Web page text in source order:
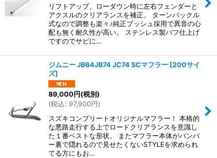
リフトアップ、ローダウン時に左右フェンダーと
アクスルのクリアランスを補正。 ターンバックル
式なので調整も楽々♪純正ブッシュ採用で異音の心
配も無く耐久性が高い。 ステンレス製バフ仕上げ
ですのでサビに…
ジムニー JB64JB74 JC74 SCマフラー [200サイ
ズ]
89,000円(税別)
(税込: 97,900円)
スズキコンプリートオリジナルマフラー！ 本格的
な悪路走行する上でロードクリアランスを意識し
た１番ベストな形状。 またマフラー本体がバンパ
ー裏で隠れるので見せたくないSTYLEを求められ
てる方にもお…